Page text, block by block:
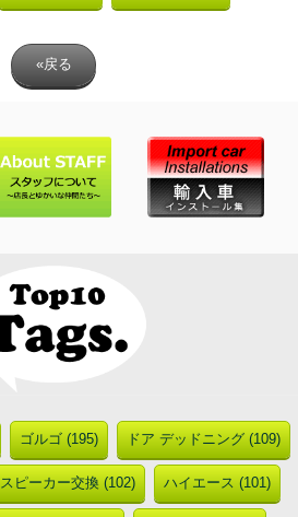
«戻る
ゴルゴ (195) ドア デッドニング (109)
スピーカー交換 (102) ハイエース (101)